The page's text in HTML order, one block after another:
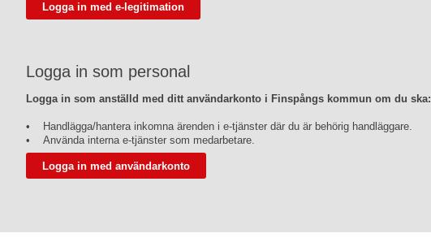
Logga in som personal
Logga in som anställd med ditt användarkonto i Finspångs kommun om du ska:
• Handlägga/hantera inkomna ärenden i e-tjänster där du är behörig handläggare.
• Använda interna e-tjänster som medarbetare.